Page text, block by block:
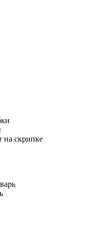
на скрипке